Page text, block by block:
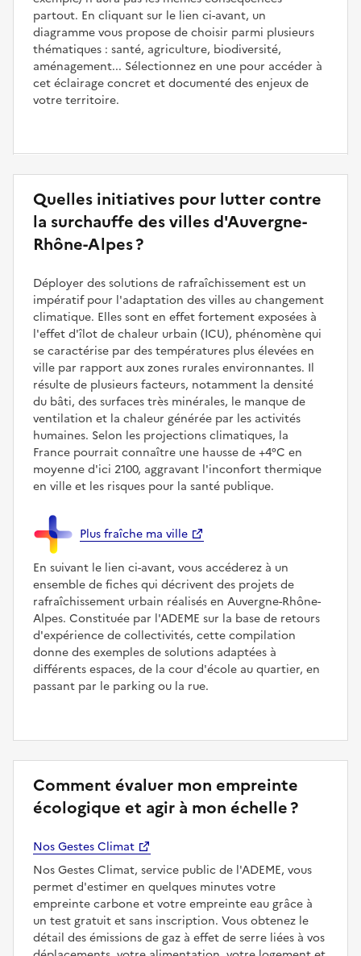
partout. En cliquant sur le lien ci-avant, un
diagramme vous propose de choisir parmi plusieurs
thématiques : santé, agriculture, biodiversité,
aménagement... Sélectionnez en une pour accéder à
cet éclairage concret et documenté des enjeux de
votre territoire.
Quelles initiatives pour lutter contre
la surchauffe des villes d'Auvergne-
Rhône-Alpes ?
Déployer des solutions de rafraîchissement est un
impératif pour l'adaptation des villes au changement
climatique. Elles sont en effet fortement exposées à
l'effet d'îlot de chaleur urbain (ICU), phénomène qui
se caractérise par des températures plus élevées en
ville par rapport aux zones rurales environnantes. Il
résulte de plusieurs facteurs, notamment la densité
du bâti, des surfaces très minérales, le manque de
ventilation et la chaleur générée par les activités
humaines. Selon les projections climatiques, la
France pourrait connaître une hausse de +4°C en
moyenne d'ici 2100, aggravant l'inconfort thermique
en ville et les risques pour la santé publique.
Plus fraîche ma ville
En suivant le lien ci-avant, vous accéderez à un
ensemble de fiches qui décrivent des projets de
rafraîchissement urbain réalisés en Auvergne-Rhône-
Alpes. Constituée par l'ADEME sur la base de retours
d'expérience de collectivités, cette compilation
donne des exemples de solutions adaptées à
différents espaces, de la cour d'école au quartier, en
passant par le parking ou la rue.
Comment évaluer mon empreinte
écologique et agir à mon échelle ?
Nos Gestes Climat
Nos Gestes Climat, service public de l'ADEME, vous
permet d'estimer en quelques minutes votre
empreinte carbone et votre empreinte eau grâce à
un test gratuit et sans inscription. Vous obtenez le
détail des émissions de gaz à effet de serre liées à vos